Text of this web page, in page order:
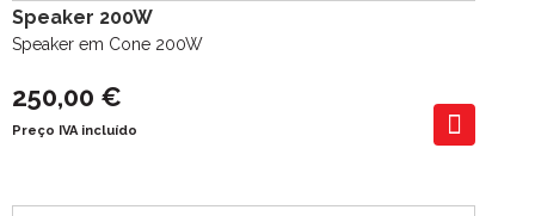
Speaker 200W
Speaker em Cone 200W
250,00 €
Preço IVA incluído